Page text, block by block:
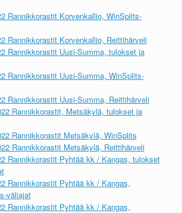
Rannikkorastit Korvenkallio, WinSplits-
Rannikkorastit Korvenkallio, Reittihärveli
Rannikkorastit Uusi-Summa, tulokset ja
Rannikkorastit Uusi-Summa, WinSplits-
Rannikkorastit Uusi-Summa, Reittihärveli
Rannikkorastit, Metsäkylä, tulokset ja
Rannikkorastit Metsäkylä, WinSplits
Rannikkorastit Metsäkylä, Reittihärveli
Rannikkorastit Pyhtää kk / Kangas, tulokset
Rannikkorastit Pyhtää kk / Kangas,
väliajat
Rannikkorastit Pyhtää kk / Kangas,